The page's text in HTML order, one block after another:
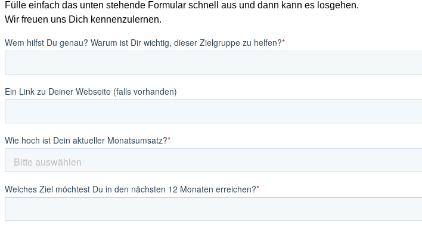
Fülle einfach das unten stehende Formular schnell aus und dann kann es losgehen.
Wir freuen uns Dich kennenzulernen.